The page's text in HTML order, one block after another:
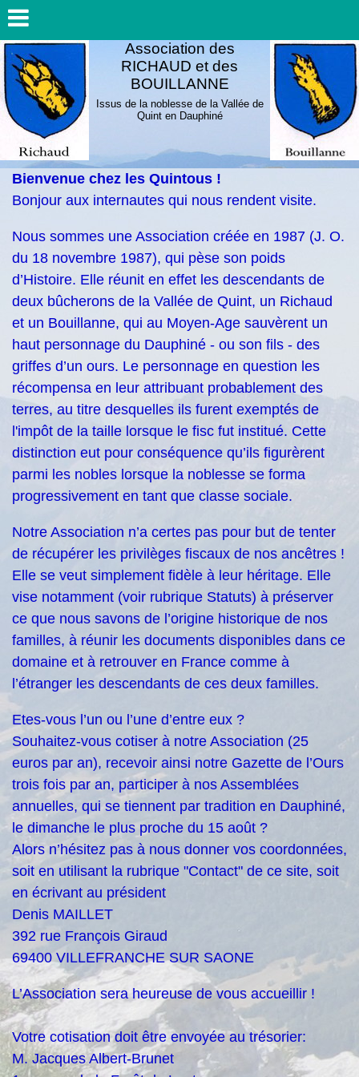
Association des
RICHAUD et des
BOUILLANNE
Issus de la noblesse de la Vallée de
Quint en Dauphiné
Bienvenue chez les Quintous !
Bonjour aux internautes qui nous rendent visite.
Nous sommes une Association créée en 1987 (J. O.
du 18 novembre 1987), qui pèse son poids
d’Histoire. Elle réunit en effet les descendants de
deux bûcherons de la Vallée de Quint, un Richaud
et un Bouillanne, qui au Moyen-Age sauvèrent un
haut personnage du Dauphiné - ou son fils - des
griffes d’un ours. Le personnage en question les
récompensa en leur attribuant probablement des
terres, au titre desquelles ils furent exemptés de
l'impôt de la taille lorsque le fisc fut institué. Cette
distinction eut pour conséquence qu’ils figurèrent
parmi les nobles lorsque la noblesse se forma
progressivement en tant que classe sociale.
Notre Association n’a certes pas pour but de tenter
de récupérer les privilèges fiscaux de nos ancêtres !
Elle se veut simplement fidèle à leur héritage. Elle
vise notamment (voir rubrique Statuts) à préserver
ce que nous savons de l’origine historique de nos
familles, à réunir les documents disponibles dans ce
domaine et à retrouver en France comme à
l’étranger les descendants de ces deux familles.
Etes-vous l’un ou l’une d’entre eux ?
Souhaitez-vous cotiser à notre Association (25
euros par an), recevoir ainsi notre Gazette de l’Ours
trois fois par an, participer à nos Assemblées
annuelles, qui se tiennent par tradition en Dauphiné,
le dimanche le plus proche du 15 août ?
Alors n’hésitez pas à nous donner vos coordonnées,
soit en utilisant la rubrique "Contact" de ce site, soit
en écrivant au président
Denis MAILLET
392 rue François Giraud
69400 VILLEFRANCHE SUR SAONE
L’Association sera heureuse de vous accueillir !
Votre cotisation doit être envoyée au trésorier:
M. Jacques Albert-Brunet